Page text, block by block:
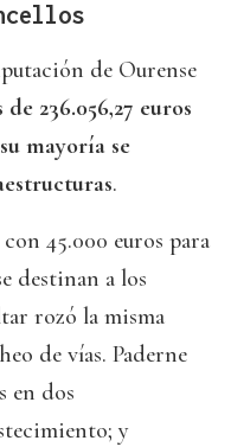
de Ourense
236.056,27 euros
mayoría se
.
45.000 euros para
destinan a los
rozó la misma
de vías. Paderne
en dos
y